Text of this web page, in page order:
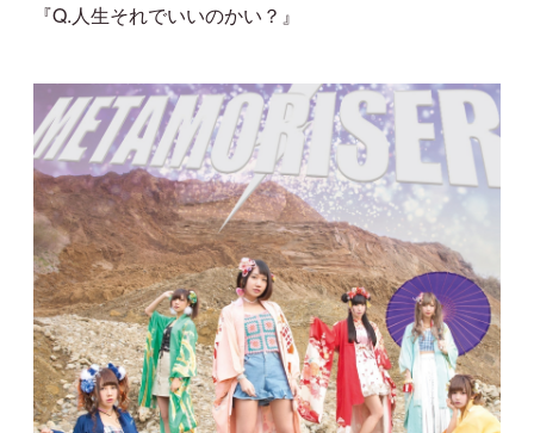
『Q.人生それでいいのかい？』